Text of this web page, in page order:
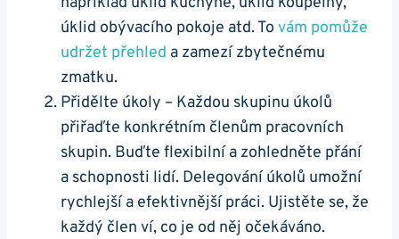
úklid obývacího pokoje atd. To vám pomůže
udržet přehled a zamezí zbytečnému
zmatku.
Přidělte úkoly – Každou skupinu úkolů
přiřaďte konkrétním členům pracovních
skupin. Buďte flexibilní a zohledněte přání
a schopnosti lidí. Delegování úkolů umožní
rychlejší a efektivnější práci. Ujistěte se, že
každý člen ví, co je od něj očekáváno.